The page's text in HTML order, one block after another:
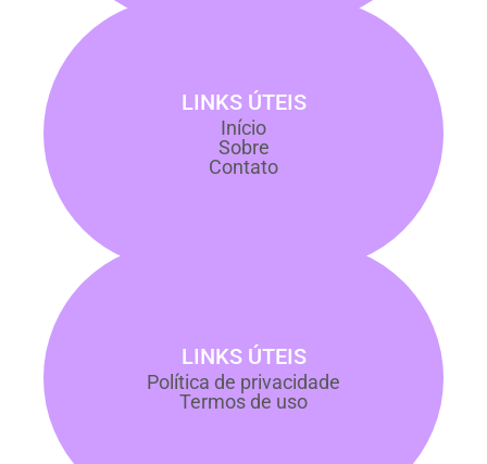
LINKS ÚTEIS
Início
Sobre
Contato
LINKS ÚTEIS
Política de privacidade
Termos de uso